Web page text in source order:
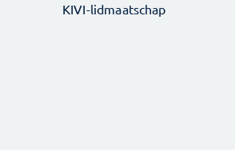
KIVI-lidmaatschap